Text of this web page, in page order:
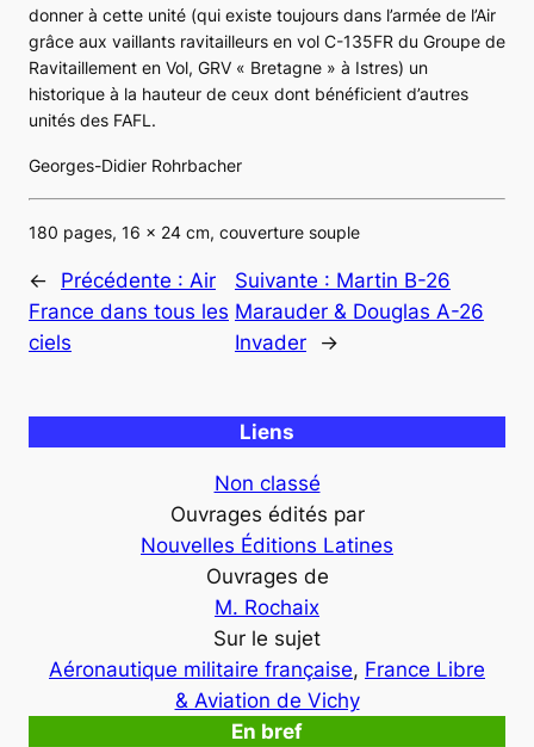
donner à cette unité (qui existe toujours dans l’armée de l’Air
grâce aux vaillants ravitailleurs en vol C-135FR du Groupe de
Ravitaillement en Vol, GRV « Bretagne » à Istres) un
historique à la hauteur de ceux dont bénéficient d’autres
unités des FAFL.
Georges-Didier Rohrbacher
180 pages, 16 x 24 cm, couverture souple
← Précédente : Air
France dans tous les
ciels
Suivante : Martin B-26
Marauder & Douglas A-26
Invader
→
Liens
Non classé
Ouvrages édités par
Nouvelles Éditions Latines
Ouvrages de
M. Rochaix
Sur le sujet
Aéronautique militaire française, France Libre
& Aviation de Vichy
En bref